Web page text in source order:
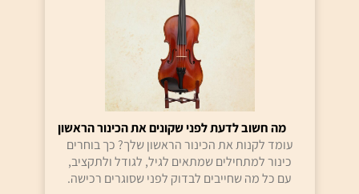
מה חשוב לדעת לפני שקונים את הכינור הראשון
עומד לקנות את הכינור הראשון שלך? כך בוחרים
כינור למתחילים שמתאים לגיל, לגודל ולתקציב,
עם כל מה שחייבים לבדוק לפני שסוגרים רכישה.